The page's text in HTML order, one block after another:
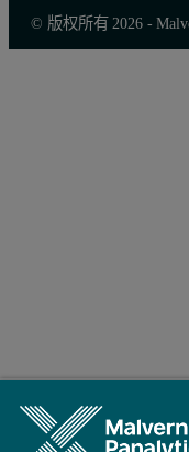
© 版权所有 2026 -